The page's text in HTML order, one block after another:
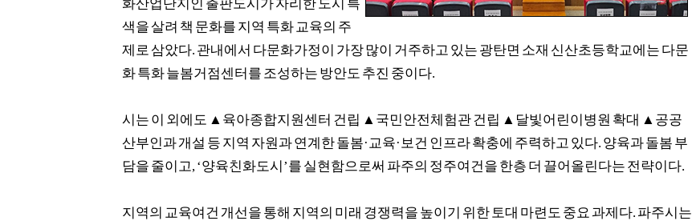
화산업단지인 출판도시가 자리한 도시 특
색을 살려 책 문화를 지역 특화 교육의 주
제로 삼았다. 관내에서 다문화가정이 가장 많이 거주하고 있는 광탄면 소재 신산초등학교에는 다문
화 특화 늘봄거점센터를 조성하는 방안도 추진 중이다.
시는 이 외에도 ▲ 육아종합지원센터 건립 ▲ 국민안전체험관 건립 ▲ 달빛어린이병원 확대 ▲ 공공
산부인과 개설 등 지역 자원과 연계한 돌봄·교육·보건 인프라 확충에 주력하고 있다. 양육과 돌봄 부
담을 줄이고, ‘양육친화도시 ’를 실현함으로써 파주의 정주여건을 한층 더 끌어올린다는 전략이다.
지역의 교육여건 개선을 통해 지역의 미래 경쟁력을 높이기 위한 토대 마련도 중요 과제다. 파주시는